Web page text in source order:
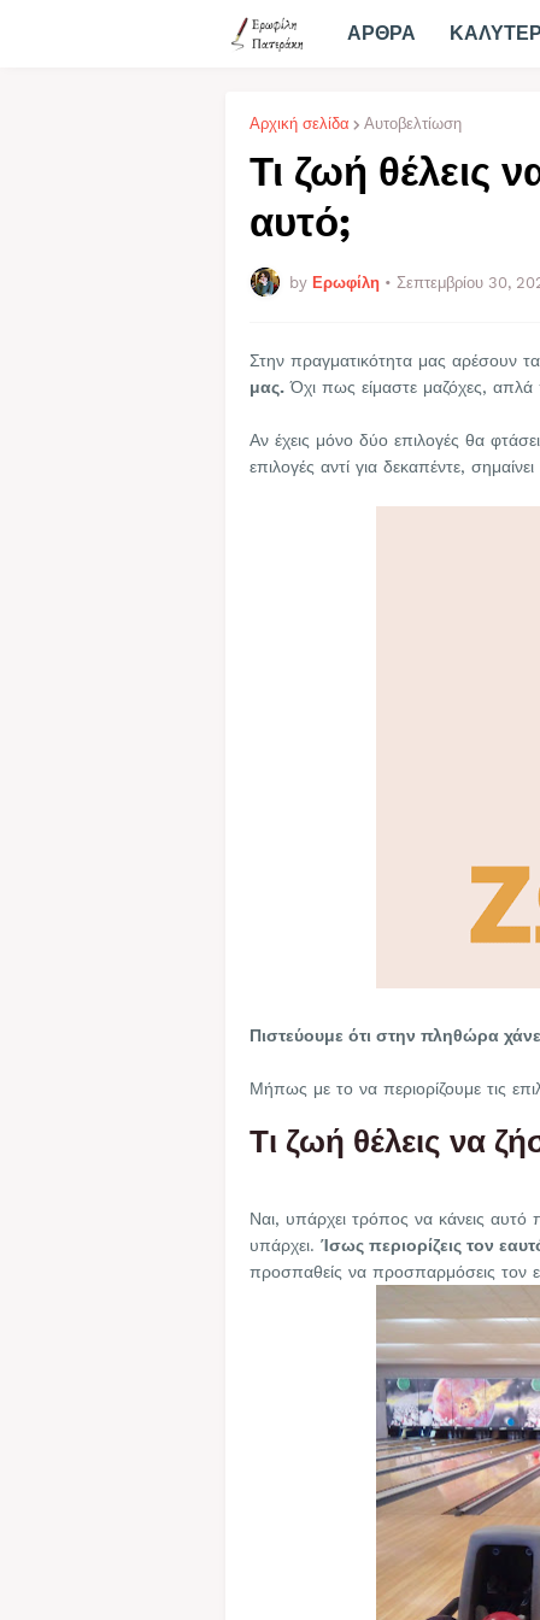
ΑΡΘΡΑ
Αρχική σελίδα Αυτοβελτίωση
Τι ζωή θέλεις
αυτό;
by Ερωφίλη • Σεπτεμβρίου 30,
Στην πραγματικότητα μας αρέσουν
μας. Όχι πως είμαστε μαζόχες, απλά
Αν έχεις μόνο δύο επιλογές θα
επιλογές αντί για δεκαπέντε,
Πιστεύουμε ότι στην πληθώρα
Μήπως με το να περιορίζουμε τις
Τι ζωή θέλεις να
Ναι, υπάρχει τρόπος να κάνεις αυτό
υπάρχει. Ίσως περιορίζεις τον
προσπαθείς να προσπαρμόσεις τον